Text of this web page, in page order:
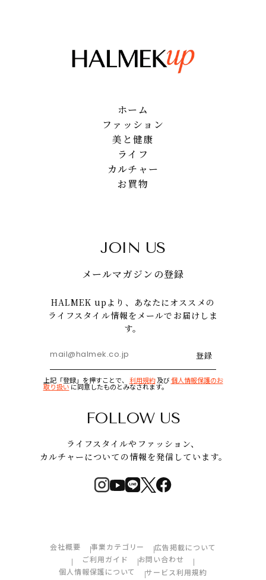
ホーム
ファッション
美と健康
ライフ
カルチャー
お買物
JOIN US
メールマガジンの登録
HALMEK upより、あなたにオススメの
ライフスタイル情報をメールでお届けしま
す。
登録
上記「登録」を押すことで、 利用規約及び個人情報保護のお
取り扱いに同意したものとみなされます。
FOLLOW US
ライフスタイルやファッション、
カルチャーについての情報を発信しています。
会社概要 事業カテゴリー
広告掲載について
ご利用ガイド
お問い合わせ
個人情報保護について
サービス利用規約